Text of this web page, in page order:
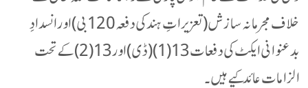
خلاف مجرمانہ سازش (تعزیراتِ ہند کی دفعہ 120 بی) اور انسدادِ
بدعنوانی ایکٹ کی دفعات 13(1)(ڈی) اور 13(2) کے تحت
الزامات عائد کیے ہیں۔